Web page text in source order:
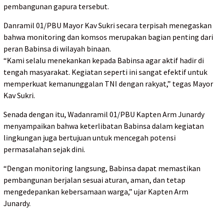
pembangunan gapura tersebut.
Danramil 01/PBU Mayor Kav Sukri secara terpisah menegaskan
bahwa monitoring dan komsos merupakan bagian penting dari
peran Babinsa di wilayah binaan.
“Kami selalu menekankan kepada Babinsa agar aktif hadir di
tengah masyarakat. Kegiatan seperti ini sangat efektif untuk
memperkuat kemanunggalan TNI dengan rakyat,” tegas Mayor
Kav Sukri.
Senada dengan itu, Wadanramil 01/PBU Kapten Arm Junardy
menyampaikan bahwa keterlibatan Babinsa dalam kegiatan
lingkungan juga bertujuan untuk mencegah potensi
permasalahan sejak dini.
“Dengan monitoring langsung, Babinsa dapat memastikan
pembangunan berjalan sesuai aturan, aman, dan tetap
mengedepankan kebersamaan warga,” ujar Kapten Arm
Junardy.